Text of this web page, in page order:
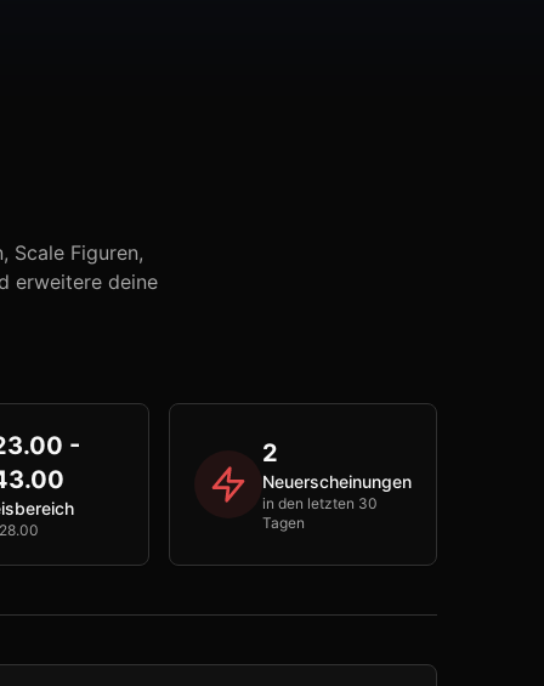
Scale Figuren,
erweitere deine
-
2
Neuerscheinungen
in den letzten 30
Tagen